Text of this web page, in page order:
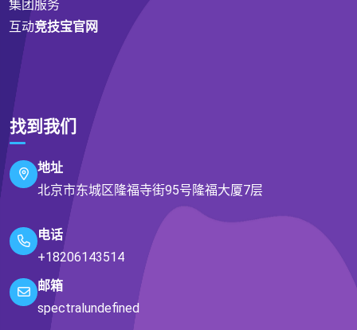
集团服务
互动竞技宝官网
找到我们
地址
北京市东城区隆福寺街95号隆福大厦7层
电话
+18206143514
邮箱
spectralundefined